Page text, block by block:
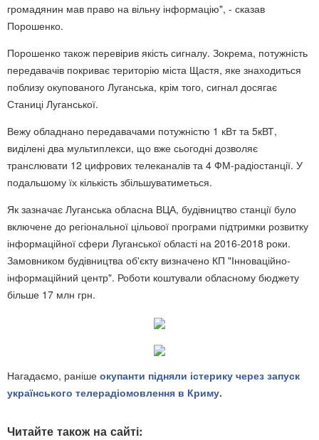
громадянин мав право на вільну інформацію", - сказав
Порошенко.
Порошенко також перевірив якість сигналу. Зокрема, потужність
передавачів покриває територію міста Щастя, яке знаходиться
поблизу окупованого Луганська, крім того, сигнал досягає
Станиці Луганської.
Вежу обладнано передавачами потужністю 1 кВт та 5кВТ,
виділені два мультиплекси, що вже сьогодні дозволяє
транслювати 12 цифрових телеканалів та 4 ФМ-радіостанції. У
подальшому їх кількість збільшуватиметься.
Як зазначає Луганська обласна ВЦА, будівництво станції було
включене до регіональної цільової програми підтримки розвитку
інформаційної сфери Луганської області на 2016-2018 роки.
Замовником будівництва об'єкту визначено КП "Інноваційно-
інформаційний центр". Роботи коштували обласному бюджету
більше 17 млн грн.
Нагадаємо, раніше окупанти підняли істерику через запуск
українського телерадіомовлення в Криму.
Читайте також на сайті: